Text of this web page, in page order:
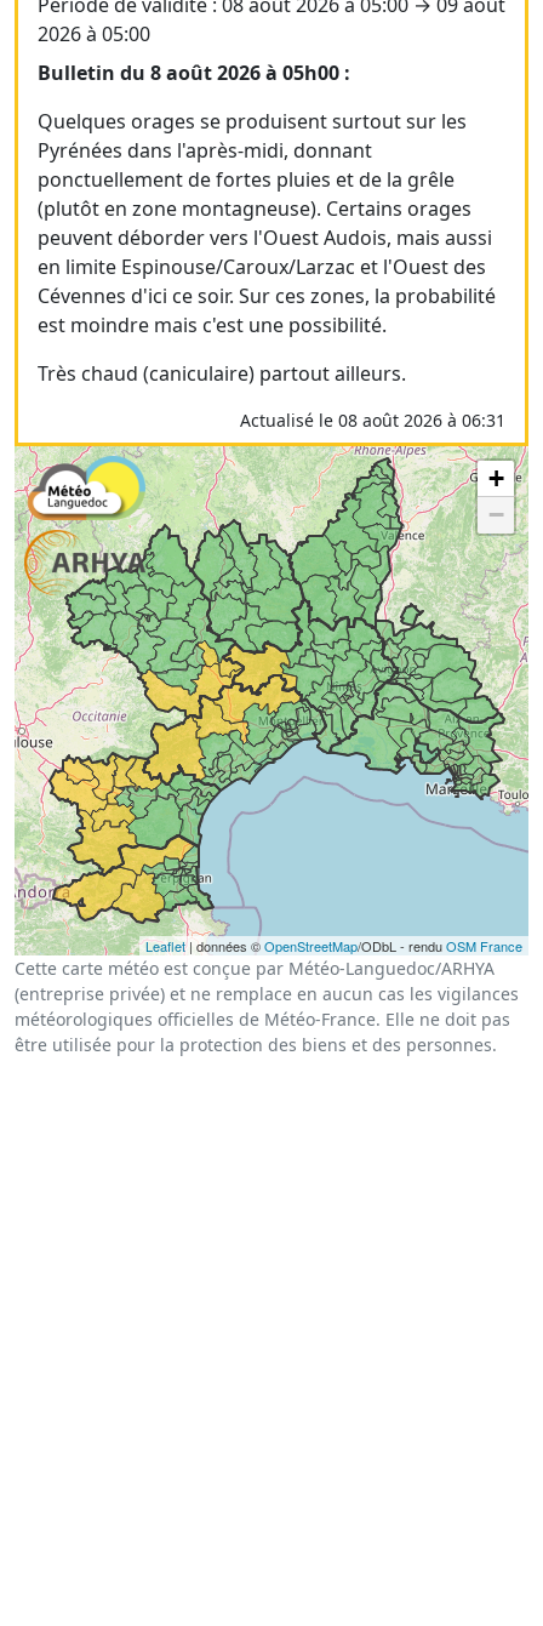
2026 à 05:00
Bulletin du 8 août 2026 à 05h00 :
Quelques orages se produisent surtout sur les
Pyrénées dans l'après-midi, donnant
ponctuellement de fortes pluies et de la grêle
(plutôt en zone montagneuse). Certains orages
peuvent déborder vers l'Ouest Audois, mais aussi
en limite Espinouse/Caroux/Larzac et l'Ouest des
Cévennes d'ici ce soir. Sur ces zones, la probabilité
est moindre mais c'est une possibilité.
Très chaud (caniculaire) partout ailleurs.
Actualisé le 08 août 2026 à 06:31
+
−
Leaflet| données ©OpenStreetMap/ODbL - renduOSM France
Cette carte météo est conçue par Météo-Languedoc/ARHYA
(entreprise privée) et ne remplace en aucun cas les vigilances
météorologiques officielles de Météo-France. Elle ne doit pas
être utilisée pour la protection des biens et des personnes.